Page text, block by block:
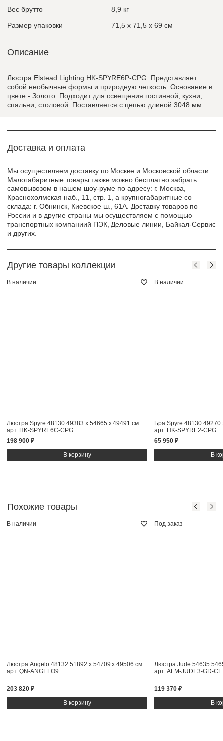
Вес брутто
8,9 кг
Размер упаковки
71,5 x 71,5 x 69 см
Описание
Люстра Elstead Lighting HK-SPYRE6P-CPG. Представляет
собой необычные формы и природную четкость. Основание в
цвете - Золото. Подходит для освещения гостинной, кухни,
спальни, столовой. Поставляется с цепью длиной 3048 мм
Доставка и оплата
Мы осуществляем доставку по Москве и Московской области.
Малогабаритные товары также можно бесплатно забрать
самовывозом в нашем шоу-руме по адресу: г. Москва,
Краснохолмская наб., 11, стр. 1, а крупногабаритные со
склада: г. Обнинск, Киевское ш., 61А. Доставку товаров по
России и в другие страны мы осуществляем с помощью
транспортных компаниий ПЭК, Деловые линии, Байкал-Сервис
и других.
Другие товары коллекции
В наличии
Люстра Spyre 48130 49383 x 54665 x 49491 см
арт. HK-SPYRE6C-CPG
198 900 ₽
В наличии
Бра Spyre 48130 49270
арт. HK-SPYRE2-CPG
65 950 ₽
Похожие товары
В наличии
Люстра Angelo 48132 51892 x 54709 x 49506 см
арт. QN-ANGELO9
203 820 ₽
Под заказ
Люстра Jude 54635
арт. ALM-JUDE3-GD-CL
119 370 ₽